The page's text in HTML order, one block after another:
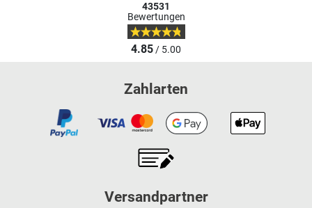
43531
Bewertungen
4.85/ 5.00
Zahlarten
Versandpartner